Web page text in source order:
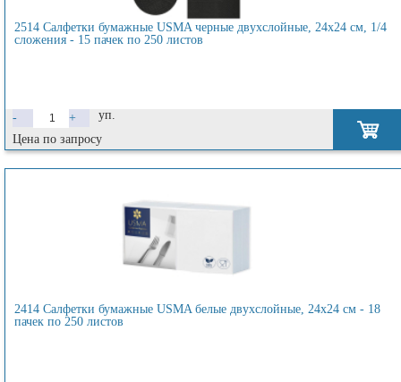
2514 Салфетки бумажные USMA черные двухслойные, 24х24 см, 1/4
сложения - 15 пачек по 250 листов
- +
уп.
Цена по запросу
2414 Салфетки бумажные USMA белые двухслойные, 24х24 см - 18
пачек по 250 листов